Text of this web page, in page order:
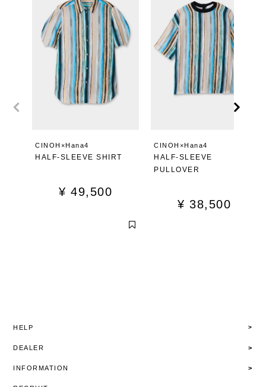
CINOH×Hana4
HALF-SLEEVE SHIRT
¥ 49,500
CINOH×Hana4
HALF-SLEEVE
PULLOVER
¥ 38,500
HELP
DEALER
INFORMATION